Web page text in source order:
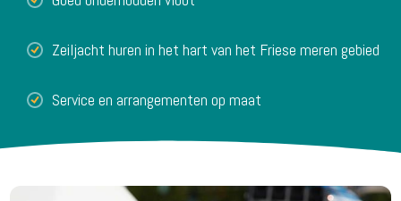
Zeiljacht huren in het hart van het Friese meren gebied
Service en arrangementen op maat